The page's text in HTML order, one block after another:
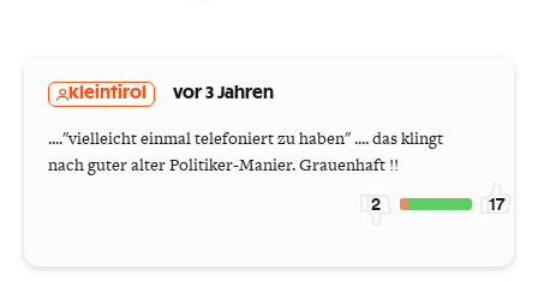
kleintirol vor 3 Jahren
...."vielleicht einmal telefoniert zu haben" .... das klingt
nach guter alter Politiker-Manier. Grauenhaft !!
2 17